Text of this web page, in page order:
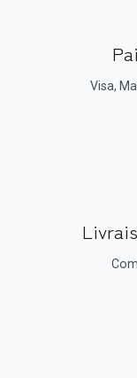
Visa,